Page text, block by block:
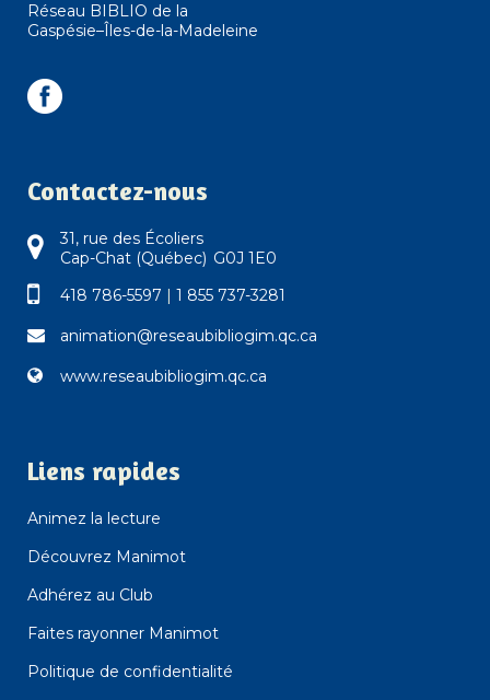
Réseau BIBLIO de la
Gaspésie–Îles-de-la-Madeleine
Contactez-nous
31, rue des Écoliers
Cap-Chat (Québec) G0J 1E0
418 786-5597 | 1 855 737-3281
animation@reseaubibliogim.qc.ca
www.reseaubibliogim.qc.ca
Liens rapides
Animez la lecture
Découvrez Manimot
Adhérez au Club
Faites rayonner Manimot
Politique de confidentialité